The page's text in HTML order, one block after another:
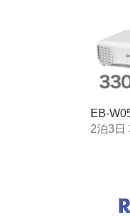
WXGA
EB-
2泊3日